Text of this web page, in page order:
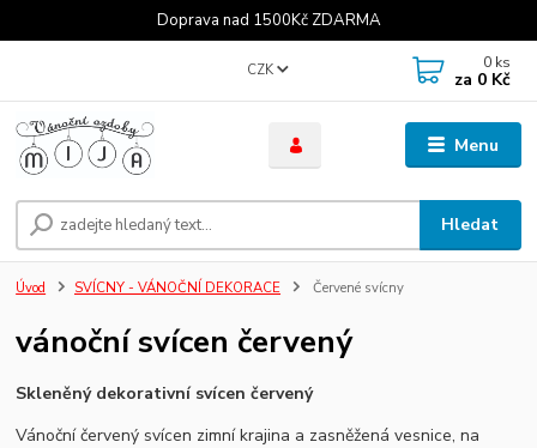
Doprava nad 1500Kč ZDARMA
Menu
CZK
Hledat
0 ks
za 0 Kč
Úvod SVÍCNY - VÁNOČNÍ DEKORACE Červené svícny
vánoční svícen červený
Skleněný dekorativní svícen červený
Vánoční červený svícen zimní krajina a zasněžená vesnice, na